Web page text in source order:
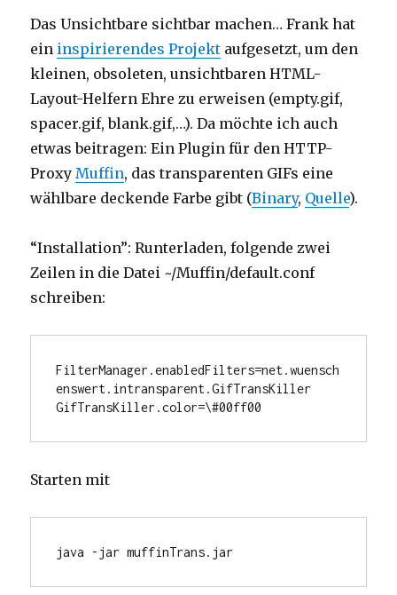
Das Unsichtbare sichtbar machen… Frank hat
ein inspirierendes Projekt aufgesetzt, um den
kleinen, obsoleten, unsichtbaren HTML-
Layout-Helfern Ehre zu erweisen (empty.gif,
spacer.gif, blank.gif,…). Da möchte ich auch
etwas beitragen: Ein Plugin für den HTTP-
ProxyMuffin, das transparenten GIFs eine
wählbare deckende Farbe gibt (Binary, Quelle).
“Installation”: Runterladen, folgende zwei
Zeilen in die Datei ~/Muffin/default.conf
schreiben:
FilterManager.enabledFilters=net.wuensch
enswert.intransparent.GifTransKiller
Starten mit